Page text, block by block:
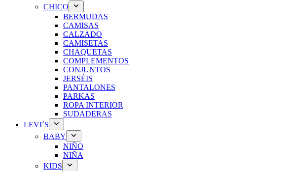
CHICO
BERMUDAS
CAMISAS
CALZADO
CAMISETAS
CHAQUETAS
COMPLEMENTOS
CONJUNTOS
JERSÉIS
PANTALONES
PARKAS
ROPA INTERIOR
SUDADERAS
LEVI´S
BABY
NIÑO
NIÑA
KIDS